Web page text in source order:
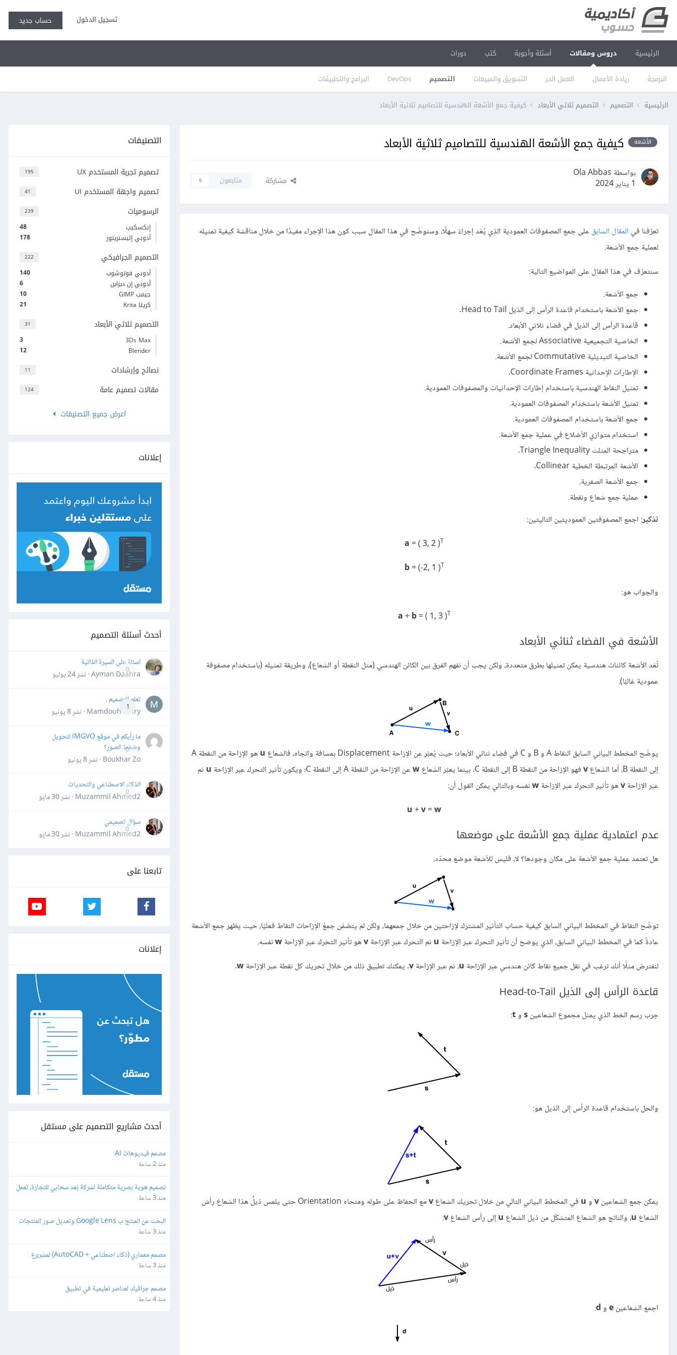
تسجيل الدخول حساب جديد
الرئيسية دروس ومقالات
البرمجة ريادة الأعمال العمل الحر التسويق والمبيعات التصميم DevOps البرامج والتطبيقات
أسئلة وأجوبة كتب دورات
الرئيسية التصميم التصميم ثلاثي الأبعاد كيفية جمع الأشعة الهندسية للتصاميم ثلاثية الأبعاد
الأشعة كيفية جمع الأشعة الهندسية للتصاميم ثلاثية الأبعاد
بواسطة Ola Abbas
1 يناير 2024
مشاركة متابعون 0
تعرّفنا في المقال السابقعلى جمع المصفوفات العمودية الذي يُعَد إجراءً سهلًا، وسنوضّح في هذا المقال سبب كون هذا الإجراء مفيدًا من خلال مناقشة كيفية تمثيله
لعملية جمع الأشعة.
سنتعرّف في هذا المقال على المواضيع التالية:
جمع الأشعة.
جمع الأشعة باستخدام قاعدة الرأس إلى الذيل Head to Tail.
قاعدة الرأس إلى الذيل في فضاء ثلاثي الأبعاد.
الخاصية التجميعية Associative لجمع الأشعة.
الخاصية التبديلية Commutative لجمع الأشعة.
الإطارات الإحداثية Coordinate Frames.
تمثيل النقاط الهندسية باستخدام إطارات الإحداثيات والمصفوفات العمودية.
تمثيل الأشعة باستخدام المصفوفات العمودية.
جمع الأشعة باستخدام المصفوفات العمودية.
استخدام متوازي الأضلاع في عملية جمع الأشعة.
متراجحة المثلث Triangle Inequality.
الأشعة المرتبطة الخطية Collinear.
جمع الأشعة الصفرية.
عملية جمع شعاع ونقطة.
تذكير: اجمع المصفوفتين العموديتين التاليتين:
a = ( 3, 2 )T
b= (-2, 1 )T
والجواب هو:
a+b= ( 1, 3 )T
الأشعة في الفضاء ثنائي الأبعاد
تُعَد الأشعة كائنات هندسية يمكن تمثيلها بطرق متعددة، ولكن يجب أن نفهم الفرق بين الكائن الهندسي (مثل النقطة أو الشعاع)، وطريقة تمثيله (باستخدام مصفوفة
عمودية غالبًا).
يوضّح المخطط البياني السابق النقاط A و B و C في فضاء ثنائي الأبعاد؛ حيث يُعبَّر عن الإزاحة Displacement بمسافة واتجاه، فالشعاع u
هو الإزاحة من النقطة A
إلى النقطة B، أما الشعاع
vفهو الإزاحة من النقطة B إلى النقطة C. بينما يعبٌر الشعاع wعن الإزاحة من النقطة A إلى النقطة C؛ ويكون تأثير التحرك عبر الإزاحة u ثم
عبر الإزاحةvهو تأثير التحرك عبر الإزاحةwنفسه وبالتالي يمكن القول أن:
u+v=w
عدم اعتمادية عملية جمع الأشعة على موضعها
هل تعتمد عملية جمع الأشعة على مكان وجودها؟ لا، فليس للأشعة موضع محدّد.
توضّح النقاط في المخطط البياني السابق كيفية حساب التأثير المشترك لإزاحتين من خلال جمعهما، ولكن لم يتضمّن جمعُ الإزاحات النقاط فعليًا، حيث يظهر جمع الأشعة
عادةً كما في المخطط البياني السابق، الذي يوضح أن تأثير التحرك عبر الإزاحة u ثم التحرك عبر الإزاحةvهو تأثير التحرك عبر الإزاحةwنفسه.
لنفترض مثلًا أنك ترغب في نقل جميع نقاط كائن هندسي عبر الإزاحة u، ثم عبر الإزاحةv. يمكنك تطبيق ذلك من خلال تحريك كل نقطة عبر الإزاحةw
.
قاعدة الرأس إلى الذيل Head-to-Tail
جرب رسم الخط الذي يمثل مجموع الشعاعينsوt
:
والحل باستخدام قاعدة الرأس إلى الذيل هو:
يمكن جمع الشعاعينvوu في المخطط البياني التالي من خلال تحريك الشعاعv
مع الحفاظ على طوله ومنحاه Orientation حتى يلمس ذيلُ هذا الشعاع رأسَ
الشعاع u، والناتج هو الشعاع المتشكّل من ذيل الشعاع u إلى رأس الشعاعv
:
اجمع الشعاعينeوd
:
التصنيفات
195 تصميم تجربة المستخدم UX
41 تصميم واجهة المستخدم UI
239 الرسوميات
48
إنكسكيب
178
أدوبي إليستريتور
222 التصميم الجرافيكي
140
أدوبي فوتوشوب
6
أدوبي إن ديزاين
10
جيمب GIMP
21
كريتا Krita
31 التصميم ثلاثي الأبعاد
3
3Ds Max
12
Blender
11 نصائح وإرشادات
124
مقالات تصميم عامة
اعرض جميع التصنيفات
إعلانات
أحدث أسئلة التصميم
0
اسئلة على السيرة الذاتية
Ayman Daahra · نشر
24 يوليو
1
تعلم التصميم .
Mamdouh Khiry · نشر
8 يونيو
0
ما رأيكم في موقع IMGVO لتحويل
وضغط الصور؟
Boukhar Zo · نشر
8 يونيو
0
الذكاء الاصطناعي والتحديات
Muzammil Ahmed2 · نشر
30 مايو
0
سؤال تصميمي
Muzammil Ahmed2 · نشر
30 مايو
تابعنا على
إعلانات
أحدث مشاريع التصميم على مستقل
مصمم فيديوهات AI
منذ 2 ساعة
في مجال التقنية
منذ 3 ساعة
لتكون احترافية وجاهزة للمتاجر الالكترونية
منذ 3 ساعة
سياحي تراثي
منذ 3 ساعة
مصمم جرافيك لعناصر تعليمية في تطبيق
منذ 4 ساعة